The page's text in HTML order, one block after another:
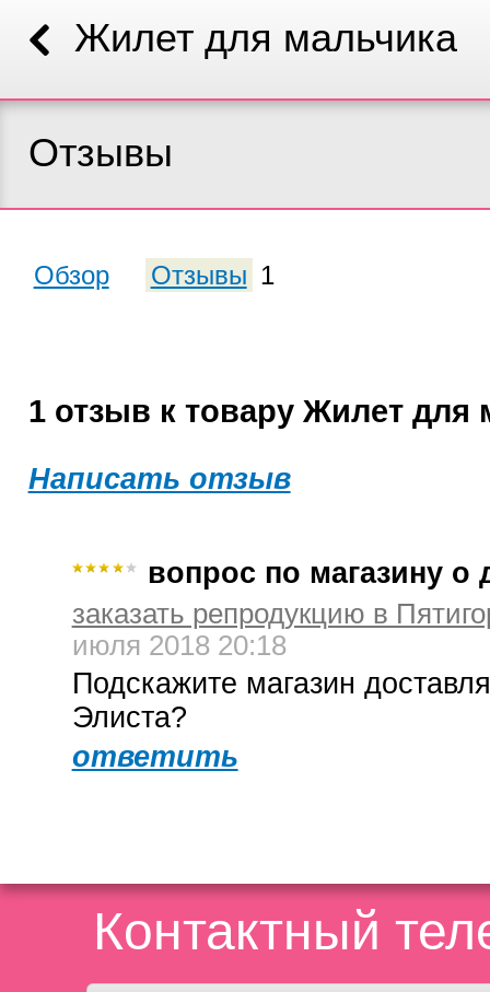
Жилет для мальчика
Отзывы
Обзор Отзывы 1
1 отзыв к товару Жилет для
Написать отзыв
вопрос по магазину о
заказать репродукцию в
июля 2018 20:18
Подскажите магазин
Элиста?
ответить
Контактный